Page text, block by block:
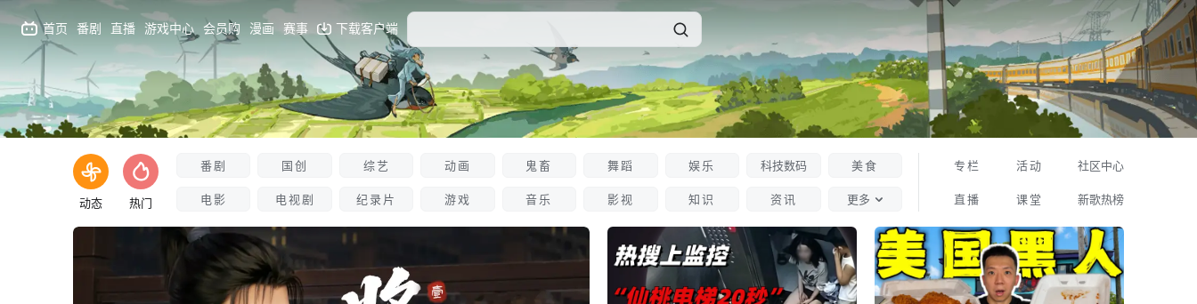
首页 番剧 直播 游戏中心 会员购 漫画 赛事 下载客户端
大会员 消息 收藏 历史 创作中心
投稿
动态 热门
番剧
电影
国创
电视剧
综艺
纪录片
动画
游戏
鬼畜
音乐
舞蹈
影视
娱乐
知识
科技数码
资讯
美食
更多
专栏
直播
活动
课堂
社区中心
新歌热榜
登录信息获取失败，请稍后再试